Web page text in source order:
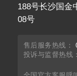
188号长沙国金
08号
售后服务热线：
投诉与监督热线：